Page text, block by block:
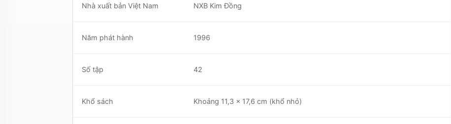
Nhà xuất bản Việt Nam NXB Kim Đồng
Năm phát hành 1996
Số tập 42
Khổ sách Khoảng 11,3 x 17,6 cm (khổ nhỏ)